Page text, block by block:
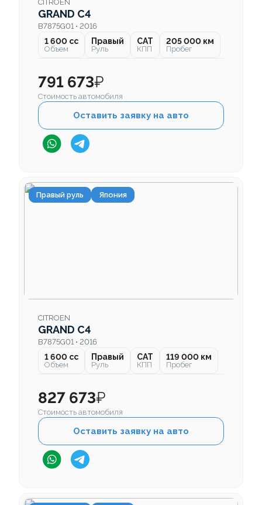
CITROEN
GRAND C4
B7875G01 • 2016
1 600 cc
Объем
Правый
Руль
CAT
КПП
205 000 км
Пробег
791 673₽
Стоимость автомобиля
Оставить заявку на авто
Правый руль Япония
CITROEN
GRAND C4
B7875G01 • 2016
1 600 cc
Объем
Правый
Руль
CAT
КПП
119 000 км
Пробег
827 673₽
Стоимость автомобиля
Оставить заявку на авто